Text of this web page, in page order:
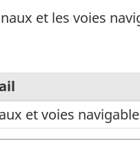
et les voies
et voies